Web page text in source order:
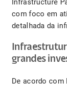
Infrastructure
com foco em
detalhada da
grandes
De acordo